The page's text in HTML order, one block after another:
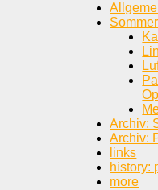
Archiv:
Archiv:
links
history:
more